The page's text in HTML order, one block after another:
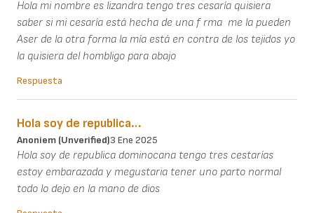
Hola mi nombre es lizandra tengo tres cesaría quisiera
saber si mi cesaría está hecha de una f rma me la pueden
Aser de la otra forma la mía está en contra de los tejidos yo
la quisiera del hombligo para abajo
Respuesta
Hola soy de republica…
Anoniem (unverified)3 Ene 2025
Hola soy de republica dominocana tengo tres cestarías
estoy embarazada y megustaria tener uno parto normal
todo lo dejo en la mano de dios